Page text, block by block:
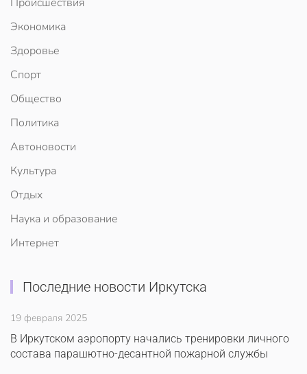
Экономика
Здоровье
Спорт
Общество
Политика
Автоновости
Культура
Отдых
Наука и образование
Интернет
Последние новости Иркутска
19 февраля 2025
В Иркутском аэропорту начались тренировки личного
состава парашютно-десантной пожарной службы